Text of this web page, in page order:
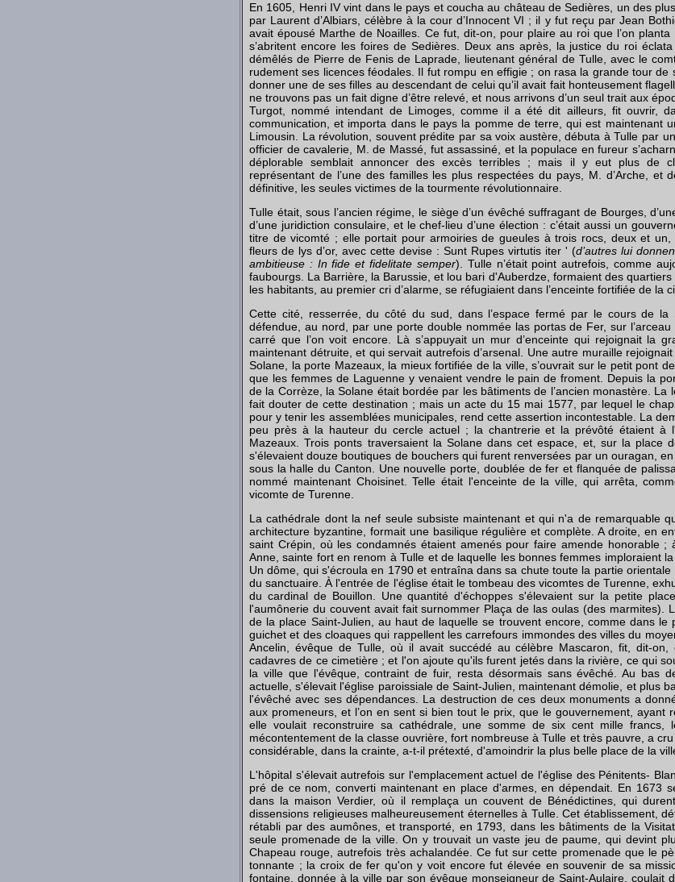
En 1605, Henri IV vint dans le pays et coucha au château de Sedières, un des
par Laurent d’Albiars, célèbre à la cour d’Innocent VI ; il y fut reçu par Jean
avait épousé Marthe de Noailles. Ce fut, dit-on, pour plaire au roi que l’on
s’abritent encore les foires de Sedières. Deux ans après, la justice du roi
démêlés de Pierre de Fenis de Laprade, lieutenant général de Tulle, avec le
rudement ses licences féodales. Il fut rompu en effigie ; on rasa la grande tour
donner une de ses filles au descendant de celui qu’il avait fait honteusement
ne trouvons pas un fait digne d’être relevé, et nous arrivons d’un seul trait aux
Turgot, nommé intendant de Limoges, comme il a été dit ailleurs, fit ouvrir,
communication, et importa dans le pays la pomme de terre, qui est maintenant
Limousin. La révolution, souvent prédite par sa voix austère, débuta à Tulle par
officier de cavalerie, M. de Massé, fut assassiné, et la populace en fureur
déplorable semblait annoncer des excès terribles ; mais il y eut plus de
représentant de l’une des familles les plus respectées du pays, M. d’Arche, et
définitive, les seules victimes de la tourmente révolutionnaire.
Tulle était, sous l’ancien régime, le siège d’un évêché suffragant de Bourges,
d’une juridiction consulaire, et le chef-lieu d’une élection : c’était aussi un
titre de vicomté ; elle portait pour armoiries de gueules à trois rocs, deux et
fleurs de lys d’or, avec cette devise : Sunt Rupes virtutis iter ' (d’autres lui
ambitieuse : In fide et fidelitate semper). Tulle n’était point autrefois, comme
faubourgs. La Barrière, la Barussie, et lou bari d'Auberdze, formaient des
les habitants, au premier cri d’alarme, se réfugiaient dans l’enceinte fortifiée de la
Cette cité, resserrée, du côté du sud, dans l’espace fermé par le cours de
défendue, au nord, par une porte double nommée las portas de Fer, sur l’arceau
carré que l’on voit encore. Là s’appuyait un mur d’enceinte qui rejoignait la
maintenant détruite, et qui servait autrefois d’arsenal. Une autre muraille
Solane, la porte Mazeaux, la mieux fortifiée de la ville, s’ouvrait sur le petit pont
que les femmes de Laguenne y venaient vendre le pain de froment. Depuis la
de la Corrèze, la Solane était bordée par les bâtiments de l’ancien monastère. La
fait douter de cette destination ; mais un acte du 15 mai 1577, par lequel le
pour y tenir les assemblées municipales, rend cette assertion incontestable. La
peu près à la hauteur du cercle actuel ; la chantrerie et la prévôté étaient à
Mazeaux. Trois ponts traversaient la Solane dans cet espace, et, sur la place
s'élevaient douze boutiques de bouchers qui furent renversées par un ouragan,
sous la halle du Canton. Une nouvelle porte, doublée de fer et flanquée de
nommé maintenant Choisinet. Telle était l'enceinte de la ville, qui arrêta,
vicomte de Turenne.
La cathédrale dont la nef seule subsiste maintenant et qui n'a de remarquable
architecture byzantine, formait une basilique régulière et complète. A droite, en
saint Crépin, où les condamnés étaient amenés pour faire amende honorable ;
Anne, sainte fort en renom à Tulle et de laquelle les bonnes femmes imploraient
Un dôme, qui s'écroula en 1790 et entraîna dans sa chute toute la partie
du sanctuaire. À l'entrée de l'église était le tombeau des vicomtes de Turenne,
du cardinal de Bouillon. Une quantité d'échoppes s'élevaient sur la petite
l'aumônerie du couvent avait fait surnommer Plaça de las oulas (des marmites).
de la place Saint-Julien, au haut de laquelle se trouvent encore, comme dans le
guichet et des cloaques qui rappellent les carrefours immondes des villes du
Ancelin, évêque de Tulle, où il avait succédé au célèbre Mascaron, fit, dit-on,
cadavres de ce cimetière ; et l'on ajoute qu'ils furent jetés dans la rivière, ce qui
la ville que l'évêque, contraint de fuir, resta désormais sans évêché. Au bas
actuelle, s'élevait l'église paroissiale de Saint-Julien, maintenant démolie, et plus
l'évêché avec ses dépendances. La destruction de ces deux monuments a
aux promeneurs, et l’on en sent si bien tout le prix, que le gouvernement, ayant
elle voulait reconstruire sa cathédrale, une somme de six cent mille francs,
mécontentement de la classe ouvrière, fort nombreuse à Tulle et très pauvre, a
considérable, dans la crainte, a-t-il prétexté, d'amoindrir la plus belle place de la
L'hôpital s'élevait autrefois sur l'emplacement actuel de l'église des Pénitents-
pré de ce nom, converti maintenant en place d'armes, en dépendait. En 1673
dans la maison Verdier, où il remplaça un couvent de Bénédictines, qui
dissensions religieuses malheureusement éternelles à Tulle. Cet établissement,
rétabli par des aumônes, et transporté, en 1793, dans les bâtiments de la
seule promenade de la ville. On y trouvait un vaste jeu de paume, qui devint
Chapeau rouge, autrefois très achalandée. Ce fut sur cette promenade que le
tonnante ; la croix de fer qu'on y voit encore fut élevée en souvenir de sa
fontaine, donnée à la ville par son évêque monseigneur de Saint-Aulaire, coulait